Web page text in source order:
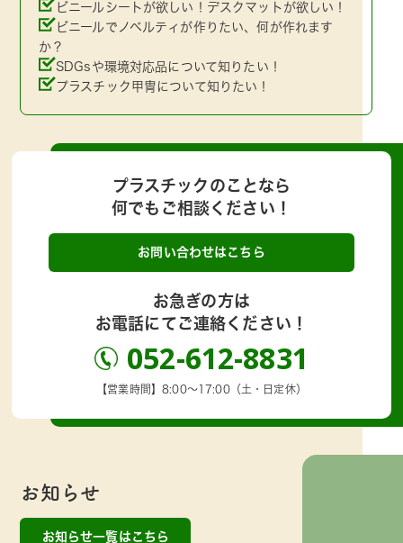
ビニールシートが欲しい！デスクマットが欲しい！
ビニールでノベルティが作りたい、何が作れます
か？
SDGsや環境対応品について知りたい！
プラスチック甲冑について知りたい！
プラスチックのことなら
何でもご相談ください！
お問い合わせはこちら
お急ぎの方は
お電話にてご連絡ください！
052-612-8831
【営業時間】8:00～17:00（土・日定休）
お知らせ
お知らせ一覧はこちら